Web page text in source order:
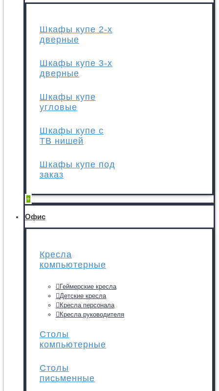
Шкафы купе 2-х
дверные
Шкафы купе 3-х
дверные
Шкафы купе
угловые
Шкафы купе с
ТВ нишей
Шкафы купе под
заказ
+
Офис
Кресла
компьютерные
Геймерские кресла
Детские кресла
Кресла персонала
Кресла руководителя
Столы
компьютерные
Столы
письменные